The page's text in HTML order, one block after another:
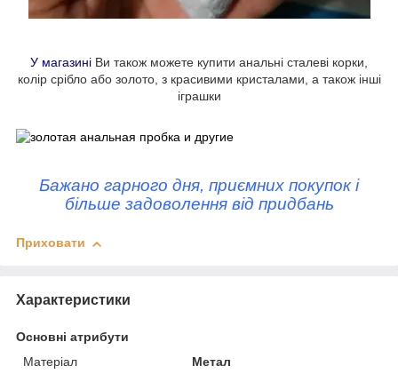
У магазині Ви також можете купити анальні сталеві корки,
колір срібло або золото, з красивими кристалами, а також інші
іграшки
Бажано гарного дня, приємних покупок і
більше задоволення від придбань
Приховати
Характеристики
Основні атрибути
Матеріал
Метал